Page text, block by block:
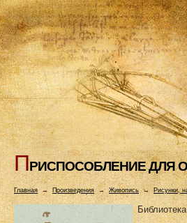
ПРИСПОСОБЛЕHИЕ ДЛЯ
Главная→ Произведения → Живопись → Рисунки,